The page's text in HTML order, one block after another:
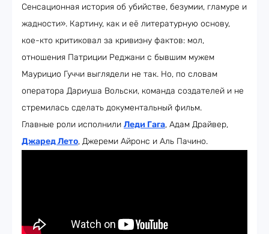
Сенсационная история об убийстве, безумии, гламуре и
жадности». Картину, как и её литературную основу,
кое-кто критиковал за кривизну фактов: мол,
отношения Патриции Реджани с бывшим мужем
Маурицио Гуччи выглядели не так. Но, по словам
оператора Дариуша Вольски, команда создателей и не
стремилась сделать документальный фильм.
Главные роли исполнили Леди Гага, Адам Драйвер,
Джаред Лето, Джереми Айронс и Аль Пачино.